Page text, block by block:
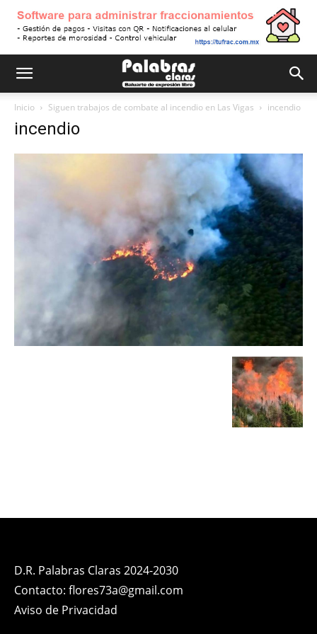
Inicio Siguen trabajos de combate al incendio en Las Vigas incendio
incendio
D.R. Palabras Claras 2024-2030
Contacto: flores73a@gmail.com
Aviso de Privacidad